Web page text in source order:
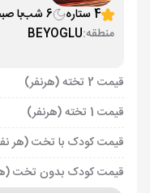
4 ستاره
6 شب با
منطقه:BEYOGLU
قیمت 2 تخته (هرنفر)
قیمت 1 تخته (هرنفر)
قیمت کودک با تخت (هر
قیمت کودک بدون تخت